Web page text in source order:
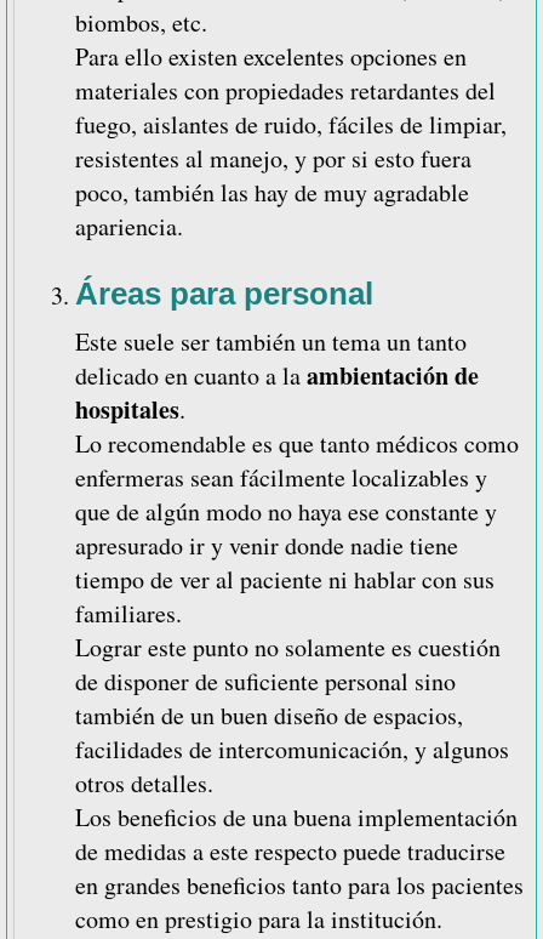
biombos, etc.
Para ello existen excelentes opciones en
materiales con propiedades retardantes del
fuego, aislantes de ruido, fáciles de limpiar,
resistentes al manejo, y por si esto fuera
poco, también las hay de muy agradable
apariencia.
Áreas para personal
Este suele ser también un tema un tanto
delicado en cuanto a laambientación de
hospitales.
Lo recomendable es que tanto médicos como
enfermeras sean fácilmente localizables y
que de algún modo no haya ese constante y
apresurado ir y venir donde nadie tiene
tiempo de ver al paciente ni hablar con sus
familiares.
Lograr este punto no solamente es cuestión
de disponer de suficiente personal sino
también de un buen diseño de espacios,
facilidades de intercomunicación, y algunos
otros detalles.
Los beneficios de una buena implementación
de medidas a este respecto puede traducirse
en grandes beneficios tanto para los pacientes
como en prestigio para la institución.